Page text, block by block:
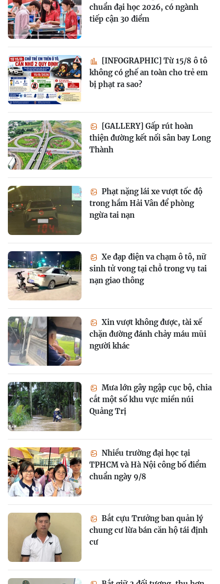
chuẩn đại học 2026, có ngành
tiếp cận 30 điểm
[INFOGRAPHIC] Từ 15/8 ô tô
không có ghế an toàn cho trẻ em
bị phạt ra sao?
[GALLERY] Gấp rút hoàn
thiện đường kết nối sân bay Long
Thành
Phạt nặng lái xe vượt tốc độ
trong hầm Hải Vân để phòng
ngừa tai nạn
Xe đạp điện va chạm ô tô, nữ
sinh tử vong tại chỗ trong vụ tai
nạn giao thông
Xin vượt không được, tài xế
chặn đường đánh chảy máu mũi
người khác
Mưa lớn gây ngập cục bộ, chia
cắt một số khu vực miền núi
Quảng Trị
Nhiều trường đại học tại
TPHCM và Hà Nội công bố điểm
chuẩn ngày 9/8
Bắt cựu Trưởng ban quản lý
chung cư lừa bán căn hộ tái định
cư